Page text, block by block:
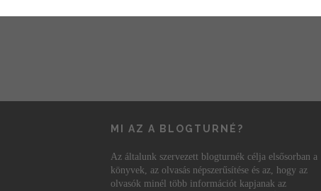
MI AZ A BLOGTURNÉ?
Az általunk szervezett blogturnék célja elsősorban a
könyvek, az olvasás népszerűsítése és az, hogy az
olvasók minél több információt kapjanak az